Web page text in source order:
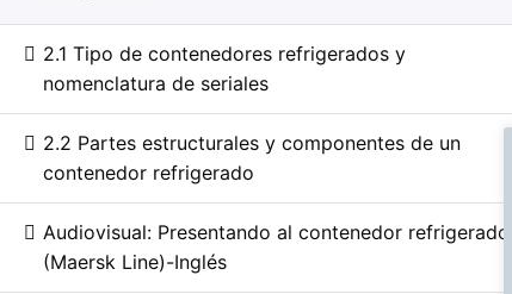
2.1 Tipo de contenedores refrigerados y
nomenclatura de seriales
2.2 Partes estructurales y componentes de un
contenedor refrigerado
Audiovisual: Presentando al contenedor refrigerado
(Maersk Line)-Inglés